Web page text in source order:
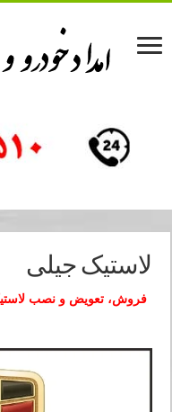
لاستیک جیلی
فروش، تعویض و نصب